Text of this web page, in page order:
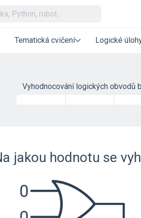
Tematická cvičení Logické
Vyhodnocování logických obvodů
jakou hodnotu se